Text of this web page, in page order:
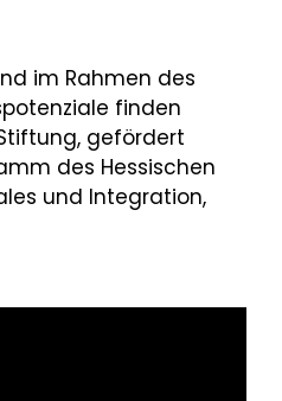
im Rahmen des
finden
gefördert
des Hessischen
und Integration,